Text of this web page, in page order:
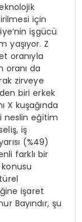
için
işgücü
yaşıyor. Z
oranıyla
oranı da
zirveye
biri erkek
X kuşağında
neslin eğitim
iş
(%49)
farklı bir
işaret
Bayındır, şu